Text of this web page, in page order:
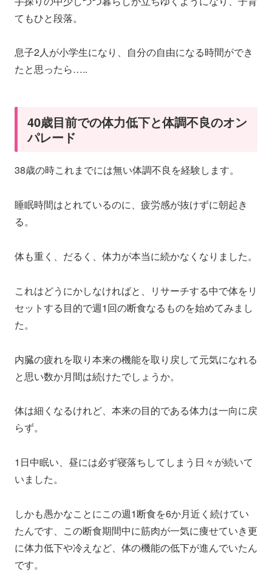
てもひと段落。
息子2人が小学生になり、自分の自由になる時間ができ
たと思ったら…..
40歳目前での体力低下と体調不良のオン
パレード
38歳の時これまでには無い体調不良を経験します。
睡眠時間はとれているのに、疲労感が抜けずに朝起き
る。
体も重く、だるく、体力が本当に続かなくなりました。
これはどうにかしなければと、リサーチする中で体をリ
セットする目的で週1回の断食なるものを始めてみまし
た。
内臓の疲れを取り本来の機能を取り戻して元気になれる
と思い数か月間は続けたでしょうか。
体は細くなるけれど、本来の目的である体力は一向に戻
らず。
1日中眠い、昼には必ず寝落ちしてしまう日々が続いて
いました。
しかも愚かなことにこの週1断食を6か月近く続けてい
たんです、この断食期間中に筋肉が一気に痩せていき更
に体力低下や冷えなど、体の機能の低下が進んでいたん
です。